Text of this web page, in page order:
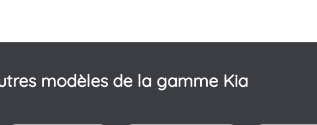
modèles de la gamme Kia